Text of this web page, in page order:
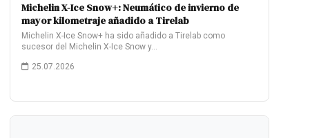
Michelin X-Ice Snow+: Neumático de invierno de
mayor kilometraje añadido a Tirelab
Michelin X-Ice Snow+ ha sido añadido a Tirelab como
sucesor del Michelin X-Ice Snow y…
25.07.2026